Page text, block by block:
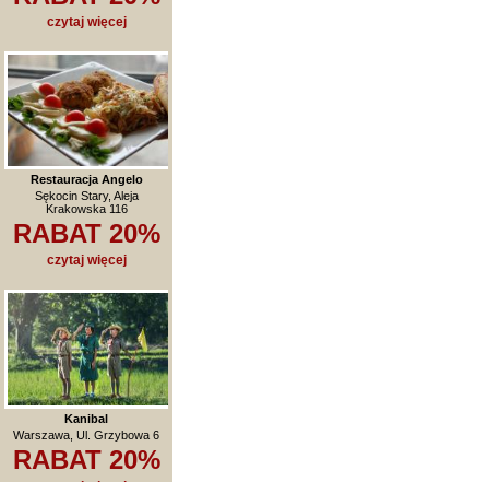
czytaj więcej
Restauracja Angelo
Sękocin Stary, Aleja
Krakowska 116
RABAT 20%
czytaj więcej
Kanibal
Warszawa, Ul. Grzybowa 6
RABAT 20%